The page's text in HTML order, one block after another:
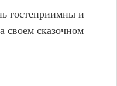
гостеприимны и
своем сказочном